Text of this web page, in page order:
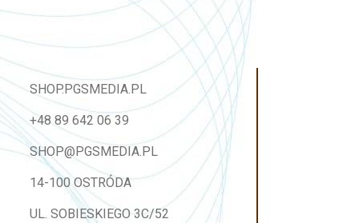
SHOP.PGSMEDIA.PL
+48 89 642 06 39
SHOP@PGSMEDIA.PL
14-100 OSTRÓDA
UL. SOBIESKIEGO 3C/52